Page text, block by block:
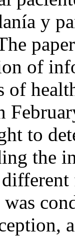
y
of
of
to
the